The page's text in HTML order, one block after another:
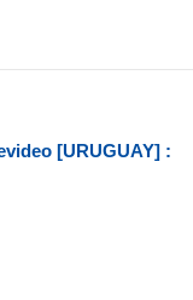
[URUGUAY] :